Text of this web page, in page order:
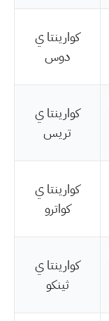
كوارينتا ي
دوس
كوارينتا ي
تريس
كوارينتا ي
كواترو
كوارينتا ي
ثينكو